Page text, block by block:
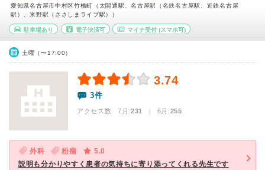
愛知県名古屋市中村区竹橋町（太閤通駅、名古屋駅（名鉄名古屋駅、近鉄名古屋
駅）、米野駅（ささしまライブ駅））
駐車場あり 電子決済可 マイナ受付 (スマホ可)
土曜（〜17:00）
3.74
3件
アクセス数 7月:231 | 6月:255
外科 粉瘤
5.0
説明も分かりやすく患者の気持ちに寄り添ってくれる先生です